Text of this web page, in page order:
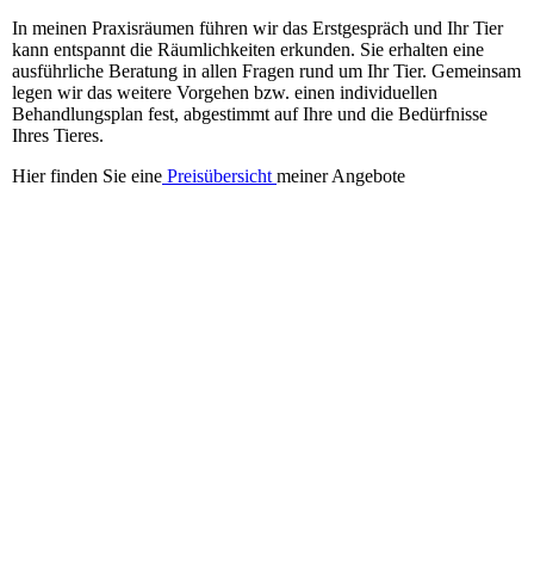
In meinen Praxisräumen führen wir das Erstgespräch und Ihr Tier
kann entspannt die Räumlichkeiten erkunden. Sie erhalten eine
ausführliche Beratung in allen Fragen rund um Ihr Tier. Gemeinsam
legen wir das weitere Vorgehen bzw. einen individuellen
Behandlungsplan fest, abgestimmt auf Ihre und die Bedürfnisse
Ihres Tieres.
Hier finden Sie eine Preisübersicht meiner Angebote